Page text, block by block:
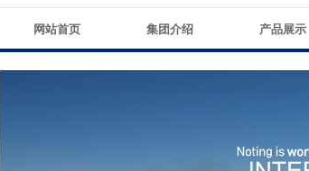
网站首页 集团介绍 产品展示